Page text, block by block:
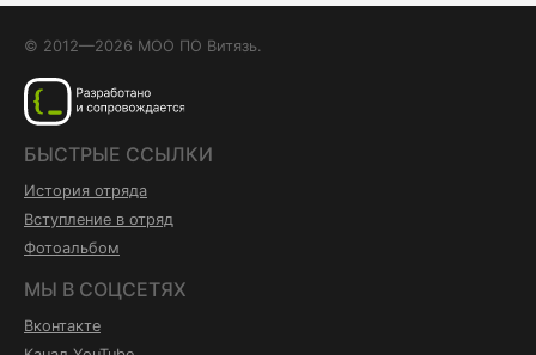
© 2012—2026 МОО ПО Витязь.
БЫСТРЫЕ ССЫЛКИ
История отряда
Вступление в отряд
Фотоальбом
МЫ В СОЦСЕТЯХ
Вконтакте